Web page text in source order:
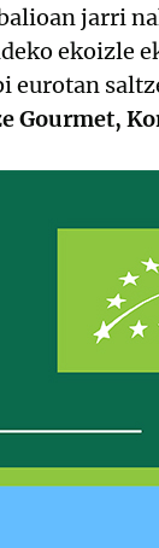
jarri
ekoizle
eurotan
Gourmet,